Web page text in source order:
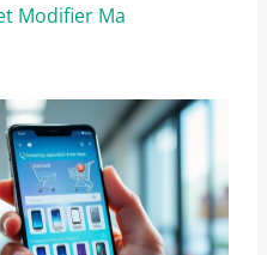
Modifier Ma